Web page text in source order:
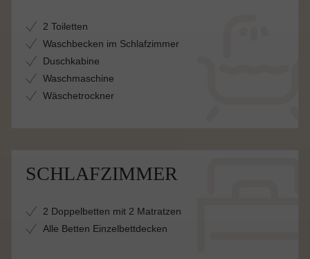
2 Toiletten
Waschbecken im Schlafzimmer
Duschkabine
Waschmaschine
Wäschetrockner
SCHLAFZIMMER
2 Doppelbetten mit 2 Matratzen
Alle Betten Einzelbettdecken